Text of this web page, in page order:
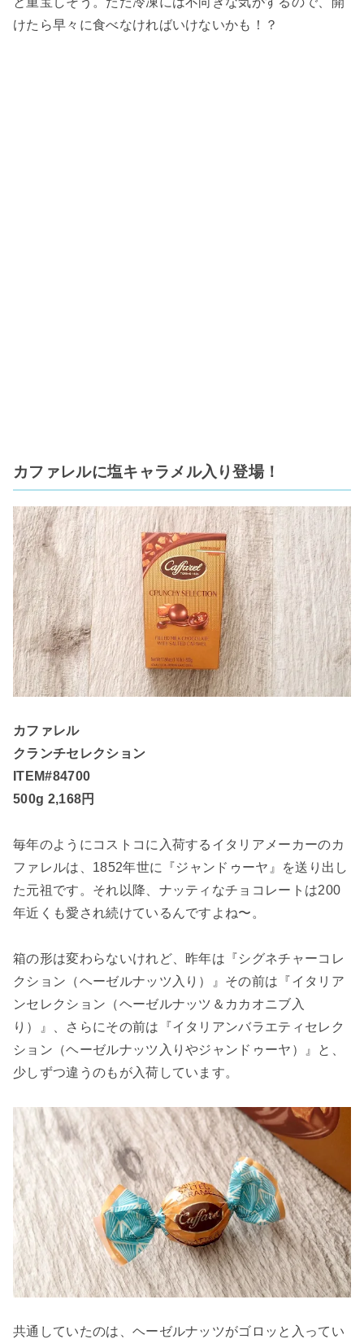
けたら早々に食べなければいけないかも！？
カファレルに塩キャラメル入り登場！
カファレル
クランチセレクション
ITEM#84700
500g 2,168円
毎年のようにコストコに入荷するイタリアメーカーのカ
ファレルは、1852年世に『ジャンドゥーヤ』を送り出し
た元祖です。それ以降、ナッティなチョコレートは200
年近くも愛され続けているんですよね〜。
箱の形は変わらないけれど、昨年は『シグネチャーコレ
クション（ヘーゼルナッツ入り）』その前は『イタリア
ンセレクション（ヘーゼルナッツ＆カカオニブ入
り）』、さらにその前は『イタリアンバラエティセレク
ション（ヘーゼルナッツ入りやジャンドゥーヤ）』と、
少しずつ違うのもが入荷しています。
共通していたのは、ヘーゼルナッツがゴロッと入ってい